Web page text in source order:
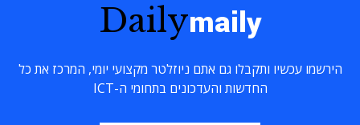
Dailymaily
הירשמו עכשיו ותקבלו גם אתם ניוזלטר מקצועי יומי, המרכז את כל
החדשות והעדכונים בתחומי ה-ICT